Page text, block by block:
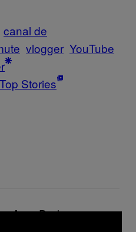
canal de
vlogger YouTube
Stories